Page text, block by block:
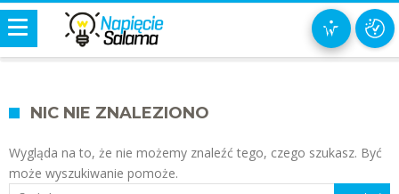
NIC NIE ZNALEZIONO
Wygląda na to, że nie możemy znaleźć tego, czego szukasz. Być
może wyszukiwanie pomoże.